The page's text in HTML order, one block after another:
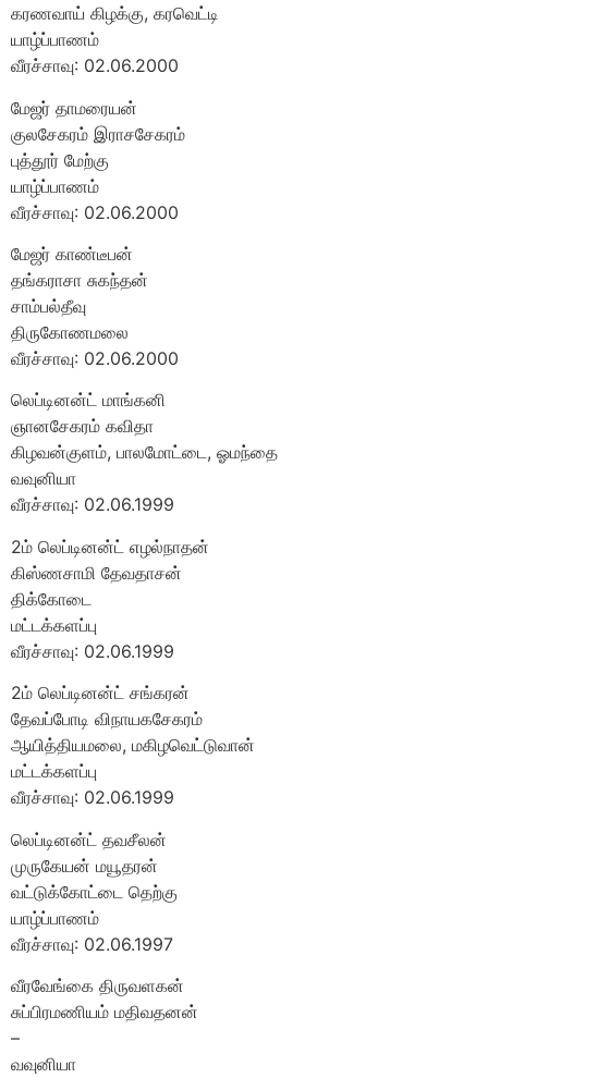
கரணவாய் கிழக்கு, கரவெட்டி
யாழ்ப்பாணம்
வீரச்சாவு: 02.06.2000
மேஜர் தாமரையன்
குலசேகரம் இராசசேகரம்
புத்தூர் மேற்கு
யாழ்ப்பாணம்
வீரச்சாவு: 02.06.2000
மேஜர் காண்டீபன்
தங்கராசா சுகந்தன்
சாம்பல்தீவு
திருகோணமலை
வீரச்சாவு: 02.06.2000
லெப்டினன்ட் மாங்கனி
ஞானசேகரம் கவிதா
கிழவன்குளம், பாலமோட்டை, ஓமந்தை
வவுனியா
வீரச்சாவு: 02.06.1999
2ம் லெப்டினன்ட் எழல்நாதன்
கிஸ்ணசாமி தேவதாசன்
திக்கோடை
மட்டக்களப்பு
வீரச்சாவு: 02.06.1999
2ம் லெப்டினன்ட் சங்கரன்
தேவப்போடி விநாயகசேகரம்
ஆயித்தியமலை, மகிழவெட்டுவான்
மட்டக்களப்பு
வீரச்சாவு: 02.06.1999
லெப்டினன்ட் தவசீலன்
முருகேயன் மயூதரன்
வட்டுக்கோட்டை தெற்கு
யாழ்ப்பாணம்
வீரச்சாவு: 02.06.1997
வீரவேங்கை திருவளகன்
சுப்பிரமணியம் மதிவதனன்
–
வவுனியா